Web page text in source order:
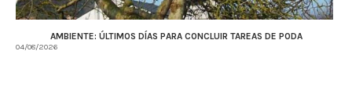
AMBIENTE: ÚLTIMOS DÍAS PARA CONCLUIR TAREAS DE PODA
04/08/2026